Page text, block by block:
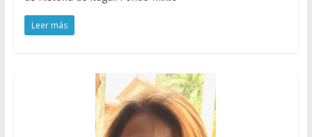
Leer más